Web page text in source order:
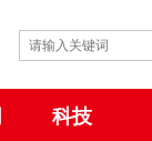
科技